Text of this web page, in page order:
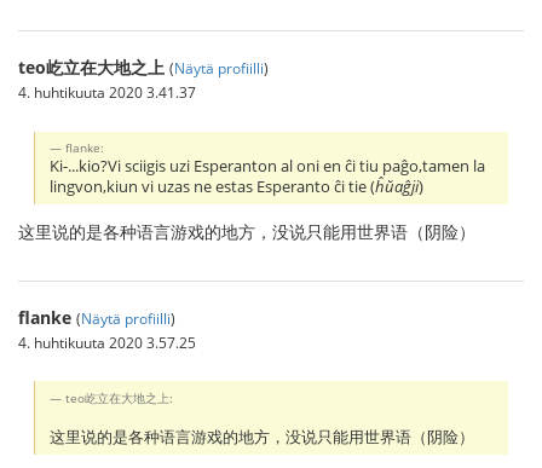
teo屹立在大地之上 (Näytä profiilli)
4. huhtikuuta 2020 3.41.37
flanke:
Ki-...kio?Vi sciigis uzi Esperanton al oni en ĉi tiu paĝo,tamen la
lingvon,kiun vi uzas ne estas Esperanto ĉi tie (ĥŭaĝji)
这里说的是各种语言游戏的地方，没说只能用世界语（阴险）
flanke (Näytä profiilli)
4. huhtikuuta 2020 3.57.25
teo屹立在大地之上:
这里说的是各种语言游戏的地方，没说只能用世界语（阴险）